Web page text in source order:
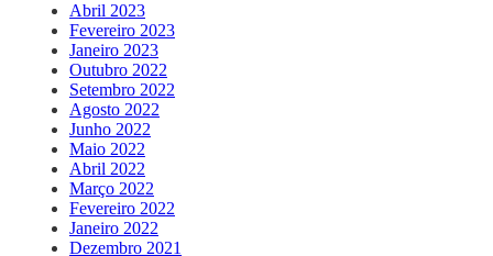
Abril 2023
Fevereiro 2023
Janeiro 2023
Outubro 2022
Setembro 2022
Agosto 2022
Junho 2022
Maio 2022
Abril 2022
Março 2022
Fevereiro 2022
Janeiro 2022
Dezembro 2021